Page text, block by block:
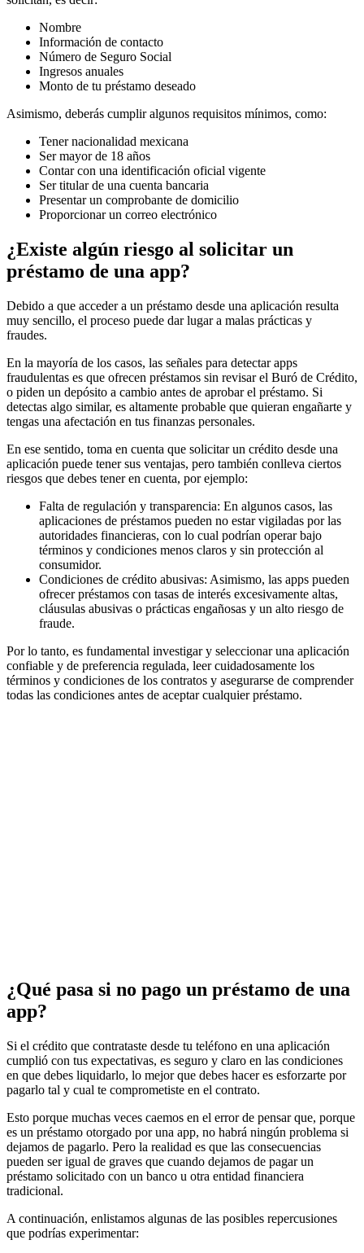
Nombre
Información de contacto
Número de Seguro Social
Ingresos anuales
Monto de tu préstamo deseado
Asimismo, deberás cumplir algunos requisitos mínimos, como:
Tener nacionalidad mexicana
Ser mayor de 18 años
Contar con una identificación oficial vigente
Ser titular de una cuenta bancaria
Presentar un comprobante de domicilio
Proporcionar un correo electrónico
¿Existe algún riesgo al solicitar un
préstamo de una app?
Debido a que acceder a un préstamo desde una aplicación resulta
muy sencillo, el proceso puede dar lugar a malas prácticas y
fraudes.
En la mayoría de los casos, las señales para detectar apps
fraudulentas es que ofrecen préstamos sin revisar el Buró de Crédito,
o piden un depósito a cambio antes de aprobar el préstamo. Si
detectas algo similar, es altamente probable que quieran engañarte y
tengas una afectación en tus finanzas personales.
En ese sentido, toma en cuenta que solicitar un crédito desde una
aplicación puede tener sus ventajas, pero también conlleva ciertos
riesgos que debes tener en cuenta, por ejemplo:
Falta de regulación y transparencia: En algunos casos, las
aplicaciones de préstamos pueden no estar vigiladas por las
autoridades financieras, con lo cual podrían operar bajo
términos y condiciones menos claros y sin protección al
consumidor.
Condiciones de crédito abusivas: Asimismo, las apps pueden
ofrecer préstamos con tasas de interés excesivamente altas,
cláusulas abusivas o prácticas engañosas y un alto riesgo de
fraude.
Por lo tanto, es fundamental investigar y seleccionar una aplicación
confiable y de preferencia regulada, leer cuidadosamente los
términos y condiciones de los contratos y asegurarse de comprender
todas las condiciones antes de aceptar cualquier préstamo.
¿Qué pasa si no pago un préstamo de una
app?
Si el crédito que contrataste desde tu teléfono en una aplicación
cumplió con tus expectativas, es seguro y claro en las condiciones
en que debes liquidarlo, lo mejor que debes hacer es esforzarte por
pagarlo tal y cual te comprometiste en el contrato.
Esto porque muchas veces caemos en el error de pensar que, porque
es un préstamo otorgado por una app, no habrá ningún problema si
dejamos de pagarlo. Pero la realidad es que las consecuencias
pueden ser igual de graves que cuando dejamos de pagar un
préstamo solicitado con un banco u otra entidad financiera
tradicional.
A continuación, enlistamos algunas de las posibles repercusiones
que podrías experimentar: